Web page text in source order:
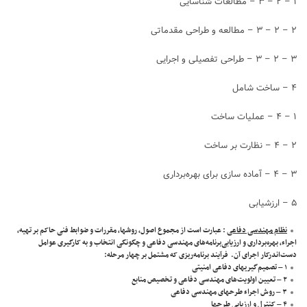
۲ – ۲ – ۳ – مطالعه و طراحی مقدماتی
۳ – ۲ – ۳ – طراحی تفصیلی و اجرایی
۴ – ساخت شامل
۱ – ۴ – عملیات ساخت
۲ – ۴ – نظارت بر ساخت
۳ – ۴ – آماده سازی برای بهره‌برداری
۵ – ارزشیابی
نظام مهندسی دفاعی: عبارت است از مجموع اصول، روشها، مقررات و ضوابط فنی حاکم بر تهیه،
اجراء، بهره‌برداری و ارزیابی‌برنامه‌های مهندسی دفاعی و چگونگی انتخاب و به کارگیری عوامل
دست‌اندرکار اجرای آن. ‌ فرآیند برنامه‌ریزی که مشتمل بر چهار مرحله:
۱ – تصمیم‌گیریهای دفاعی امنیتی
۲ – تعیین اولویت‌های مهندسی دفاعی و تخصیص منابع
۳ – روش اجراء طرحهای مهندسی دفاعی